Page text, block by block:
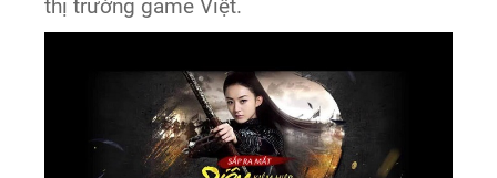
thị trường game Việt.